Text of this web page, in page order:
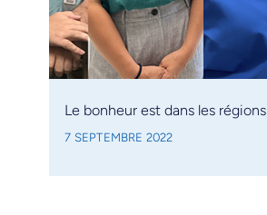
Le bonheur est dans les régions
7 SEPTEMBRE 2022